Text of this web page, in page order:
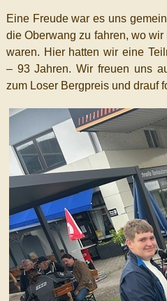
Eine Freude war es uns
die Oberwang zu fahren, wo
waren. Hier hatten wir eine
– 93 Jahren. Wir freuen uns
zum Loser Bergpreis und drauf